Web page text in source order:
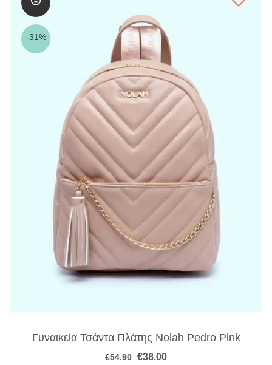
-31%
Γυναικεία Τσάντα Πλάτης Nolah Pedro Pink
€54.90 Original
€38.00Η